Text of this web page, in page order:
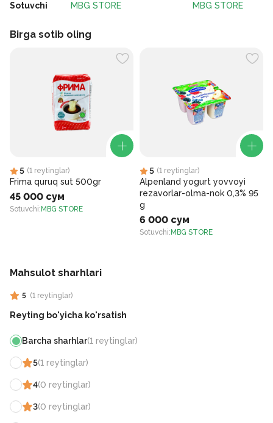
Sotuvchi MBG STORE MBG STORE
Birga sotib oling
5 (1 reytinglar)
Frima quruq sut 500gr
45 000 сум
Sotuvchi: MBG STORE
5 (1 reytinglar)
Alpenland yogurt yovvoyi
rezavorlar-olma-nok 0,3% 95
g
6 000 сум
Sotuvchi: MBG STORE
Mahsulot sharhlari
5 (1 reytinglar)
Reyting bo'yicha ko'rsatish
Barcha sharhlar(1 reytinglar)
5(1 reytinglar)
4(0 reytinglar)
3(0 reytinglar)